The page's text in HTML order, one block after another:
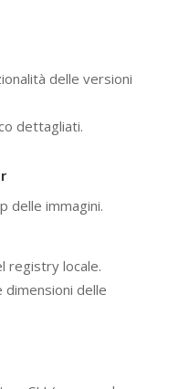
delle versioni
dettagliati.
delle immagini.
registry locale.
dimensioni delle